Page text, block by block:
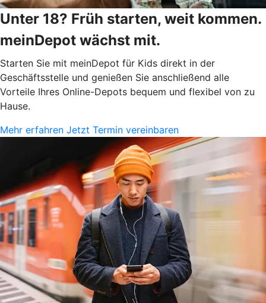
Unter 18? Früh starten, weit kommen.
meinDepot wächst mit.
Starten Sie mit meinDepot für Kids direkt in der
Geschäftsstelle und genießen Sie anschließend alle
Vorteile Ihres Online-Depots bequem und flexibel von zu
Hause.
Mehr erfahren Jetzt Termin vereinbaren